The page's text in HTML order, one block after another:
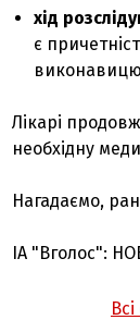
хід
є
виконавицю
Лікарі
необхідну
Нагадаємо,
ІА "Вголос":